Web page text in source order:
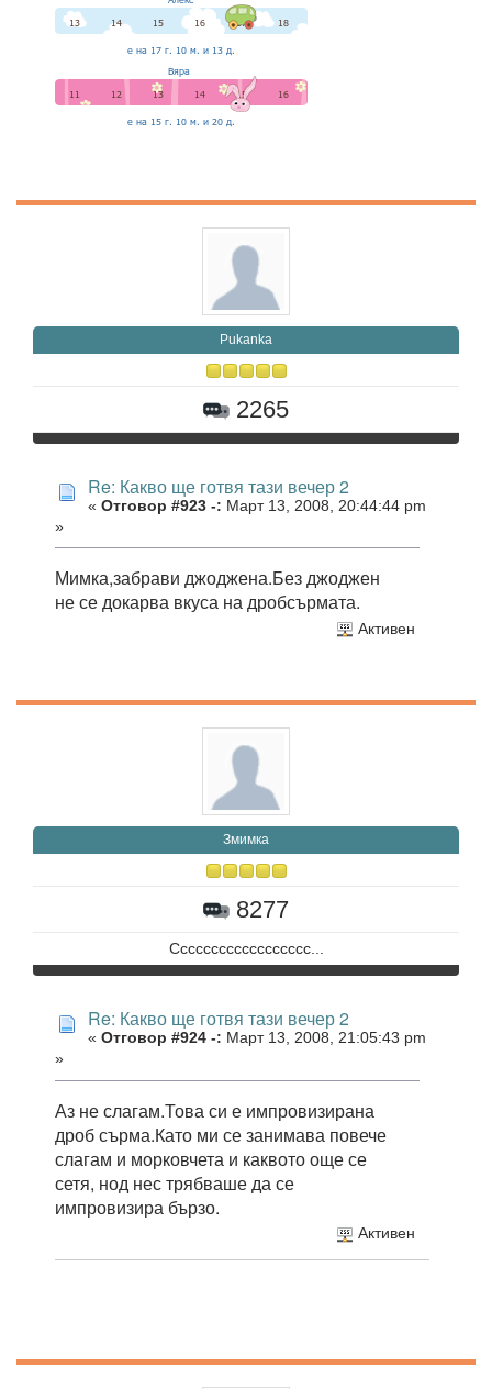
Pukanka
2265
Re: Какво ще готвя тази вечер 2
« Отговор #923 -: Март 13, 2008, 20:44:44 pm
»
Мимка,забрави джоджена.Без джоджен
не се докарва вкуса на дробсърмата.
Активен
Змимка
8277
Сссссссссссссссссс...
Re: Какво ще готвя тази вечер 2
« Отговор #924 -: Март 13, 2008, 21:05:43 pm
»
Аз не слагам.Това си е импровизирана
дроб сърма.Като ми се занимава повече
слагам и морковчета и каквото още се
сетя, нод нес трябваше да се
импровизира бързо.
Активен